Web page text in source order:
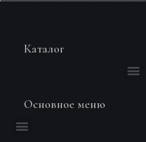
Каталог
Основное меню